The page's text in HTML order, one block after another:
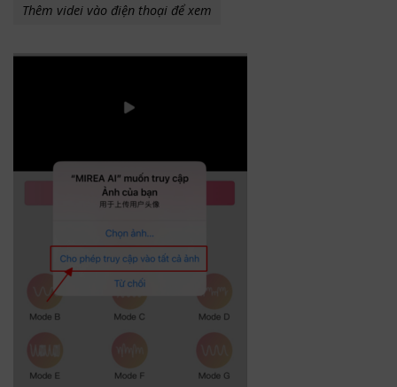
Thêm videi vào điện thoại để xem